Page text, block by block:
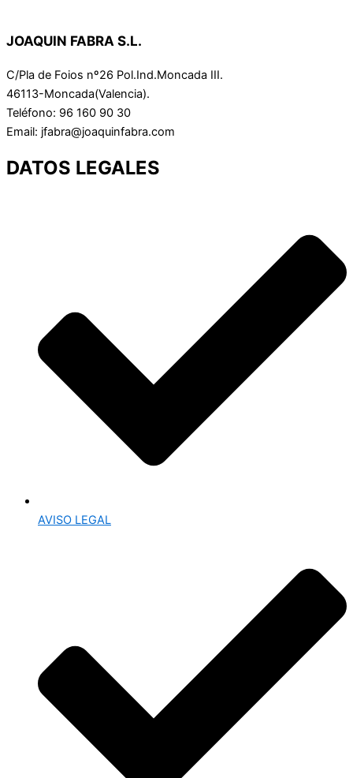
JOAQUIN FABRA S.L.
C/Pla de Foios nº26 Pol.Ind.Moncada III.
46113-Moncada(Valencia).
Teléfono: 96 160 90 30
Email: jfabra@joaquinfabra.com
DATOS LEGALES
AVISO LEGAL